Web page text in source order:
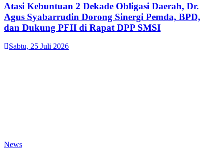
Atasi Kebuntuan 2 Dekade Obligasi Daerah, Dr.
Agus Syabarrudin Dorong Sinergi Pemda, BPD,
dan Dukung PFII di Rapat DPP SMSI
Sabtu, 25 Juli 2026
News